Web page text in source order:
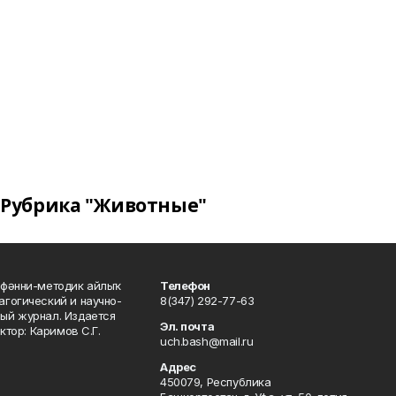
Рубрика "Животные"
методик айлыҡ
и научно-
журнал. Издается
Каримов С.Г.
Телефон
8(347) 292-77-63
Эл. почта
uch.bash@mail.ru
Адрес
450079, Республика